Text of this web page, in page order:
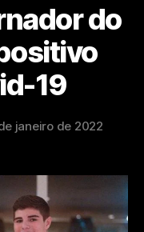
do
19
janeiro de 2022